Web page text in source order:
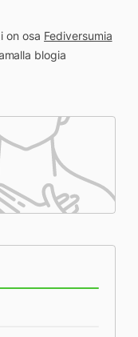
on osa Fediversumia
blogia